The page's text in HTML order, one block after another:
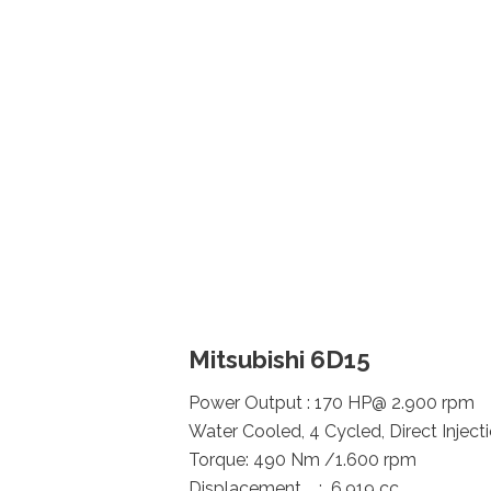
Mitsubishi 6D15
Power Output : 170 HP@ 2.900 rpm
Water Cooled, 4 Cycled, Direct
Torque: 490 Nm /1.600 rpm